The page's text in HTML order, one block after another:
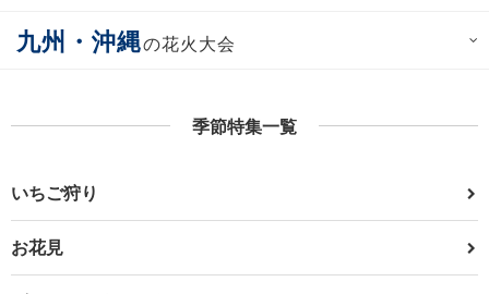
九州・沖縄の花火大会
季節特集一覧
いちご狩り
お花見